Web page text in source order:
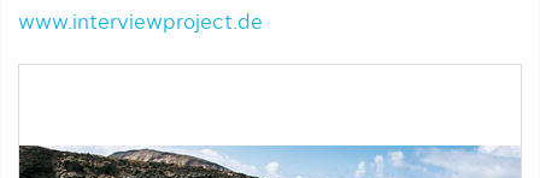
www.interviewproject.de